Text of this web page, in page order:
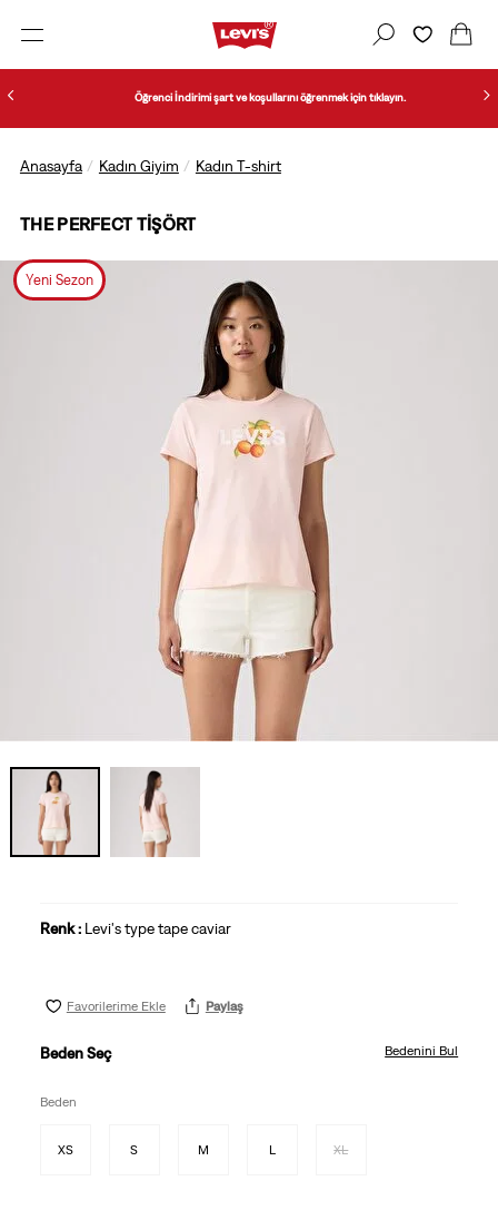
Öğrenci İndirimi şart ve koşullarını öğrenmek için tıklayın.
Anasayfa Kadın Giyim Kadın T-shirt
THE PERFECT TIŞÖRT
Yeni Sezon
1/2
Renk : Levi's type tape caviar
Favorilerime Ekle Paylaş
Beden Seç Bedenini Bul
Beden
XS S M L XL